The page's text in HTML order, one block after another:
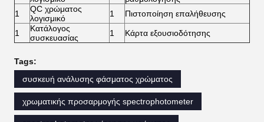
1
QC χρώματος
λογισμικό
1 Πιστοποίηση επαλήθευσης
1
Κατάλογος
συσκευασίας
1 Κάρτα εξουσιοδότησης
Tags:
συσκευή ανάλυσης φάσματος χρώματος
χρωματικής προσαρμογής spectrophotometer